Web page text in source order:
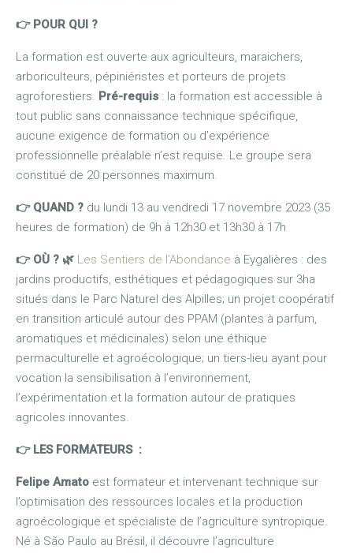
👉 POUR QUI ?
La formation est ouverte aux agriculteurs, maraichers,
arboriculteurs, pépiniéristes et porteurs de projets
agroforestiers. Pré-requis : la formation est accessible à
tout public sans connaissance technique spécifique,
aucune exigence de formation ou d’expérience
professionnelle préalable n’est requise. Le groupe sera
constitué de 20 personnes maximum.
👉 QUAND ? du lundi 13 au vendredi 17 novembre 2023 (35
heures de formation) de 9h à 12h30 et 13h30 à 17h
👉 OÙ ? 🌿 Les Sentiers de l’Abondance à Eygalières : des
jardins productifs, esthétiques et pédagogiques sur 3ha
situés dans le Parc Naturel des Alpilles; un projet coopératif
en transition articulé autour des PPAM (plantes à parfum,
aromatiques et médicinales) selon une éthique
permaculturelle et agroécologique; un tiers-lieu ayant pour
vocation la sensibilisation à l’environnement,
l’expérimentation et la formation autour de pratiques
agricoles innovantes.
👉 LES FORMATEURS :
Felipe Amato est formateur et intervenant technique sur
l’optimisation des ressources locales et la production
agroécologique et spécialiste de l’agriculture syntropique.
Né à São Paulo au Brésil, il découvre l’agriculture